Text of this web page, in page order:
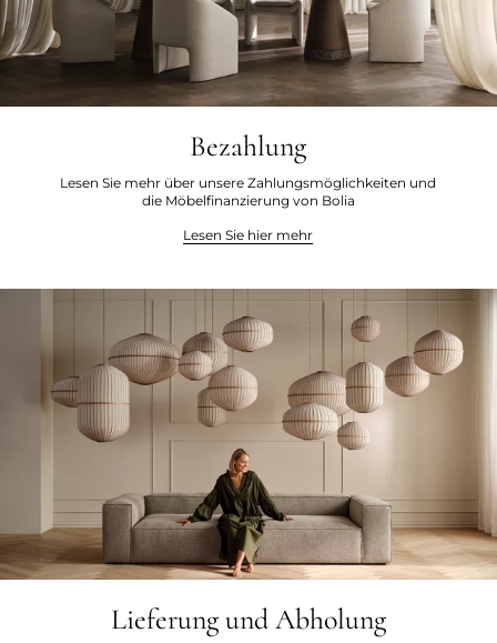
Bezahlung
Lesen Sie mehr über unsere Zahlungsmöglichkeiten und
die Möbelfinanzierung von Bolia
Lesen Sie hier mehr
Lieferung und Abholung